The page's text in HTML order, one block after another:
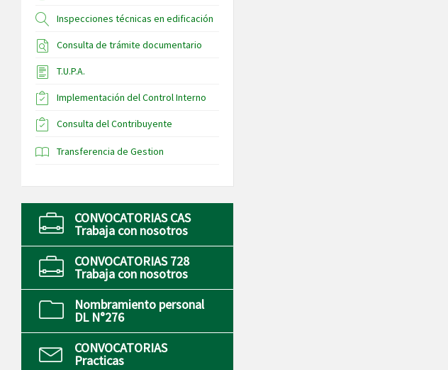
Inspecciones técnicas en edificación
Consulta de trámite documentario
T.U.P.A.
Implementación del Control Interno
Consulta del Contribuyente
Transferencia de Gestion
CONVOCATORIAS CAS
Trabaja con nosotros
CONVOCATORIAS 728
Trabaja con nosotros
Nombramiento personal
DL N°276
CONVOCATORIAS
Practicas